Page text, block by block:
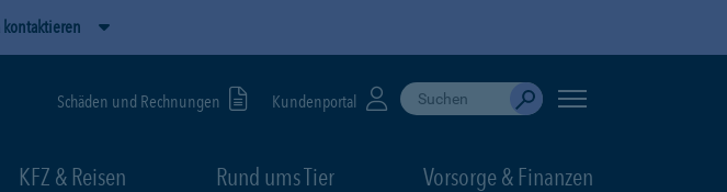
kontaktieren
Schäden und Rechnungen Kundenportal Suche durchführen
When autocomplete results are available, use
Absenden
KFZ & Reisen Rund ums Tier Vorsorge & Finanzen